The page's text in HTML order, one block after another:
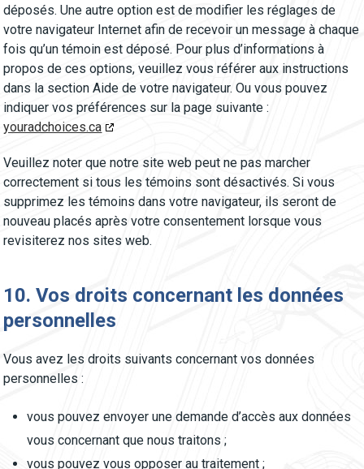
déposés. Une autre option est de modifier les réglages de
votre navigateur Internet afin de recevoir un message à chaque
fois qu’un témoin est déposé. Pour plus d’informations à
propos de ces options, veuillez vous référer aux instructions
dans la section Aide de votre navigateur. Ou vous pouvez
indiquer vos préférences sur la page suivante :
youradchoices.ca
Veuillez noter que notre site web peut ne pas marcher
correctement si tous les témoins sont désactivés. Si vous
supprimez les témoins dans votre navigateur, ils seront de
nouveau placés après votre consentement lorsque vous
revisiterez nos sites web.
10. Vos droits concernant les données
personnelles
Vous avez les droits suivants concernant vos données
personnelles :
vous pouvez envoyer une demande d’accès aux données
vous concernant que nous traitons ;
vous pouvez vous opposer au traitement ;